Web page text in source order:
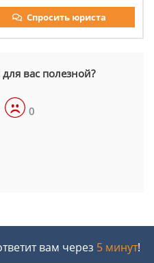
Спросить юриста
вас полезной?
0
вам через 5 минут!